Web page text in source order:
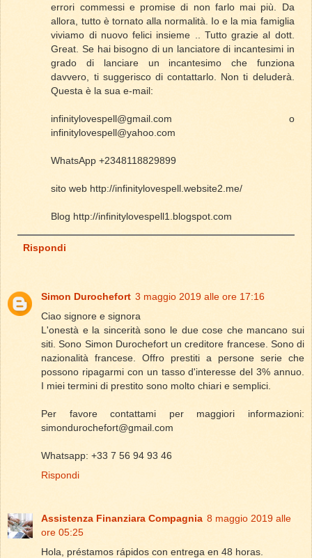
errori commessi e promise di non farlo mai più. Da
allora, tutto è tornato alla normalità. Io e la mia famiglia
viviamo di nuovo felici insieme .. Tutto grazie al dott.
Great. Se hai bisogno di un lanciatore di incantesimi in
grado di lanciare un incantesimo che funziona
davvero, ti suggerisco di contattarlo. Non ti deluderà.
Questa è la sua e-mail:
infinitylovespell@gmail.com o
infinitylovespell@yahoo.com
WhatsApp +2348118829899
sito web http://infinitylovespell.website2.me/
Blog http://infinitylovespell1.blogspot.com
Rispondi
Simon Durochefort 3 maggio 2019 alle ore 17:16
Ciao signore e signora
L'onestà e la sincerità sono le due cose che mancano sui
siti. Sono Simon Durochefort un creditore francese. Sono di
nazionalità francese. Offro prestiti a persone serie che
possono ripagarmi con un tasso d'interesse del 3% annuo.
I miei termini di prestito sono molto chiari e semplici.
Per favore contattami per maggiori informazioni:
simondurochefort@gmail.com
Whatsapp: +33 7 56 94 93 46
Rispondi
Assistenza Finanziara Compagnia 8 maggio 2019 alle
ore 05:25
Hola, préstamos rápidos con entrega en 48 horas.